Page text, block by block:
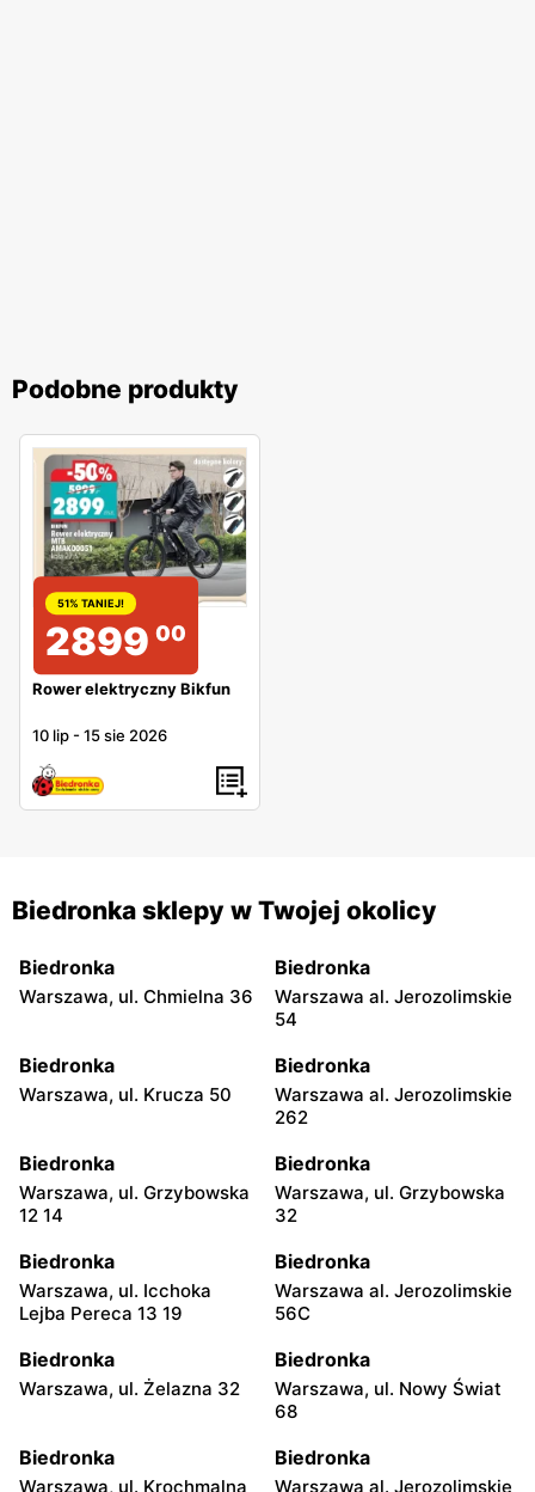
Podobne produkty
51% TANIEJ!
2899 00
Rower elektryczny Bikfun
10 lip -15 sie 2026
Biedronka sklepy w Twojej okolicy
Biedronka
Warszawa, ul. Chmielna 36
Biedronka
Warszawa al. Jerozolimskie
54
Biedronka
Warszawa, ul. Krucza 50
Biedronka
Warszawa al. Jerozolimskie
262
Biedronka
Warszawa, ul. Grzybowska
12 14
Biedronka
Warszawa, ul. Grzybowska
32
Biedronka
Warszawa, ul. Icchoka
Lejba Pereca 13 19
Biedronka
Warszawa al. Jerozolimskie
56C
Biedronka
Warszawa, ul. Żelazna 32
Biedronka
Warszawa, ul. Nowy Świat
68
Biedronka
Warszawa, ul. Krochmalna
Biedronka
Warszawa al. Jerozolimskie